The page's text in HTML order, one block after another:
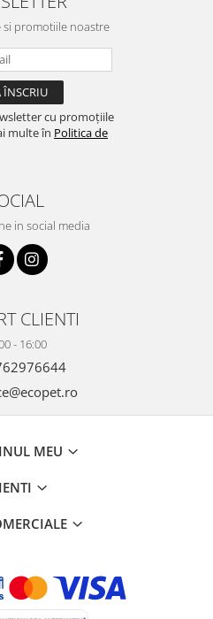
si promotiile noastre
cu promoțiile
multe în Politica de
in social media
CLIENTI
- 16:00
MEU